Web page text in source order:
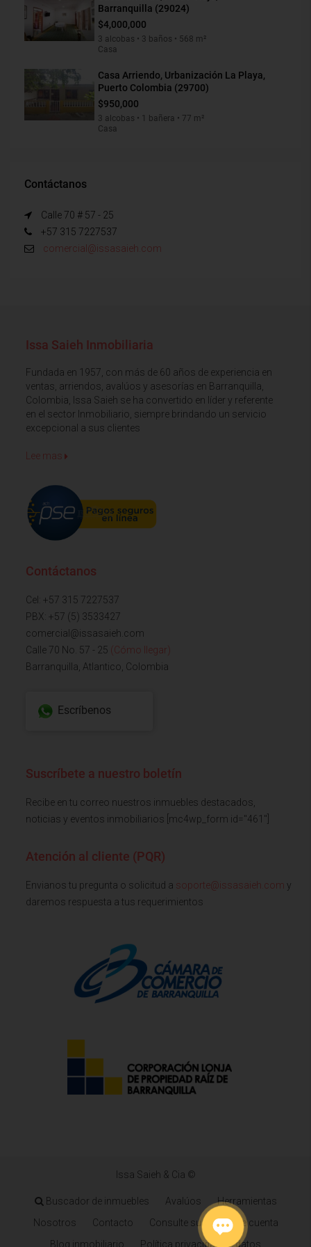
Barranquilla (29024)
$4,000,000
3 alcobas • 3 baños • 568 m²
Casa
Casa Arriendo, Urbanización La Playa,
Puerto Colombia (29700)
$950,000
3 alcobas • 1 bañera • 77 m²
Casa
Contáctanos
Calle 70 # 57 - 25
+57 315 7227537
comercial@issasaieh.com
Issa Saieh Inmobiliaria
Fundada en 1957, con más de 60 años de experiencia en
ventas, arriendos, avalúos y asesorías en Barranquilla,
Colombia, Issa Saieh se ha convertido en líder y referente
en el sector Inmobiliario, siempre brindando un servicio
excepcional a sus clientes
Lee mas
Contáctanos
Cel: +57 315 7227537
PBX: +57 (5) 3533427
comercial@issasaieh.com
Calle 70 No. 57 - 25 (Cómo llegar)
Barranquilla, Atlantico, Colombia
Escríbenos
Suscríbete a nuestro boletín
Recibe en tu correo nuestros inmuebles destacados,
noticias y eventos inmobiliarios [mc4wp_form id="461"]
Atención al cliente (PQR)
Envianos tu pregunta o solicitud a soporte@issasaieh.com y
daremos respuesta a tus requerimientos
Issa Saieh & Cia ©
Buscador de inmuebles Avalúos
Herramientas
Nosotros
Contacto
Consulte su estado de cuenta
Blog inmobiliario
Política privacidad de datos